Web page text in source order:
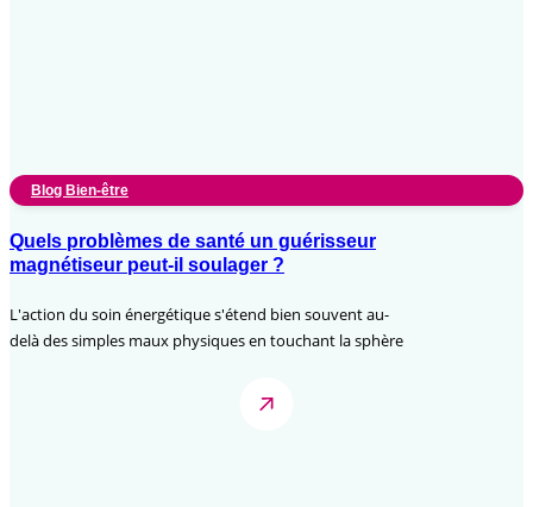
Blog Bien-être
Quels problèmes de santé un guérisseur
magnétiseur peut-il soulager ?
L'action du soin énergétique s'étend bien souvent au-
delà des simples maux physiques en touchant la sphère